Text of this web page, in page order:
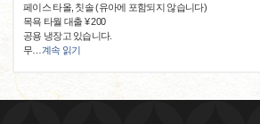
페이스 타올, 칫솔 (유아에 포함되지 않습니다)
목욕 타월 대출 ¥ 200
공용 냉장고 있습니다.
무… 계속 읽기